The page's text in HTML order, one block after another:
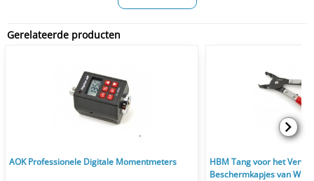
Gerelateerde producten
AOK Professionele Digitale Momentmeters
HBM Tang voor het
Beschermkapjes van